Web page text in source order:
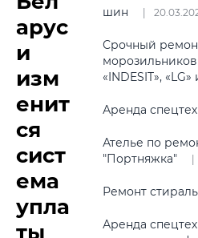
арус
и
изм
енит
ся
сист
ема
упла
ты
шин
Срочный
«INDESIT», «LG»
Аренда
Ателье по
"Портняжка"
Ремонт
Аренда